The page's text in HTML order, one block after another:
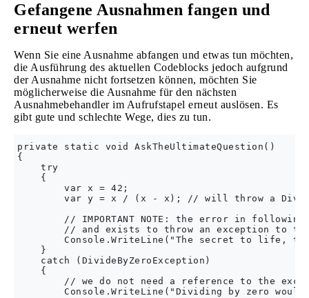
Gefangene Ausnahmen fangen und
erneut werfen
Wenn Sie eine Ausnahme abfangen und etwas tun möchten,
die Ausführung des aktuellen Codeblocks jedoch aufgrund
der Ausnahme nicht fortsetzen können, möchten Sie
möglicherweise die Ausnahme für den nächsten
Ausnahmebehandler im Aufrufstapel erneut auslösen. Es
gibt gute und schlechte Wege, dies zu tun.
private static void AskTheUltimateQuestion()
{
    try
    {
        var x = 42;
var y = x / (x - x); // will throw a
// IMPORTANT NOTE: the error in
// and exists to throw an exception to
Console.WriteLine("The secret to life,
    }
    catch (DivideByZeroException)
    {
// we do not need a reference to the
Console.WriteLine("Dividing by zero